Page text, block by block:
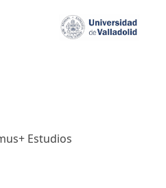
Estudios